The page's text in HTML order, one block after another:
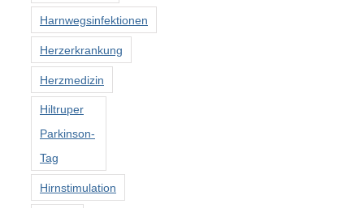
Harnwegsinfektionen
Herzerkrankung
Herzmedizin
Hiltruper
Parkinson-
Tag
Hirnstimulation